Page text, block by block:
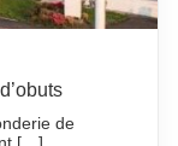
de
[…]